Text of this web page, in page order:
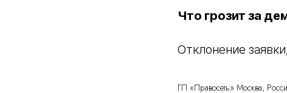
Что грозит за
Отклонение
ГП «Правосеть» Москва,